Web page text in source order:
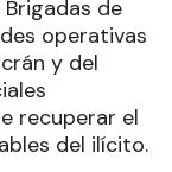
de
operativas
y del
recuperar el
del ilícito.